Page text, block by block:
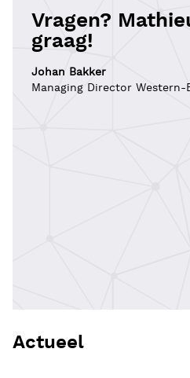
Vragen?
graag!
Johan Bakker
Managing Director Western-
Actueel